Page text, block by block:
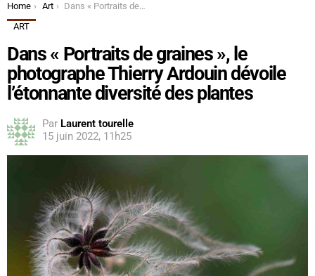
You are here:
Home Art
Dans « Portraits de graines », le photographe Thierry Ardouin dévoile l’étonnante diversité des plantes
ART
Dans « Portraits de graines », le
photographe Thierry Ardouin dévoile
l’étonnante diversité des plantes
Par Laurent tourelle
15 juin 2022, 11h25